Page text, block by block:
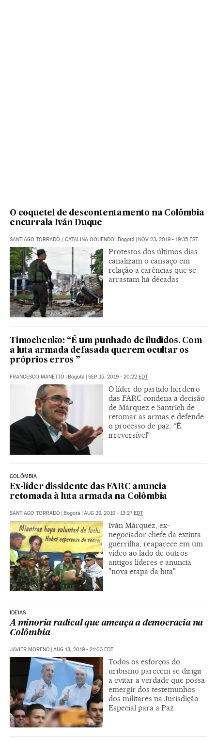
O coquetel de descontentamento na Colômbia
encurrala Iván Duque
SANTIAGO TORRADO / CATALINA OQUENDO | Bogotá | NOV 23, 2019 - 19:35 EST
Protestos dos últimos dias
canalizam o cansaço em
relação a carências que se
arrastam há décadas
Timochenko: “É um punhado de iludidos. Com
a luta armada defasada querem ocultar os
próprios erros ”
FRANCESCO MANETTO | Bogotá | SEP 15, 2019 - 20:22 EDT
O líder do partido herdeiro
das FARC condena a decisão
de Márquez e Santrich de
retomar as armas e defende
o processo de paz: “É
irreversível”
COLÔMBIA
Ex-líder dissidente das FARC anuncia
retomada à luta armada na Colômbia
SANTIAGO TORRADO | Bogotá | AUG 29, 2019 - 13:27EDT
Iván Márquez, ex-
negociador-chefe da extinta
guerrilha, reaparece em um
vídeo ao lado de outros
antigos líderes e anuncia
"nova etapa da luta"
IDEIAS
A minoria radical que ameaça a democracia na
Colômbia
JAVIER MORENO | AUG 13, 2019 - 21:03 EDT
Todos os esforços do
uribismo parecem se dirigir
a evitar a verdade que possa
emergir dos testemunhos
dos militares na Jurisdição
Especial para a Paz